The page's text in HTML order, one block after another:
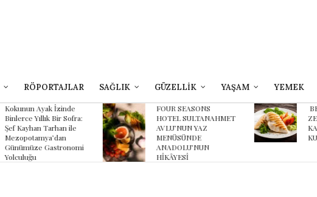
RÖPORTAJLAR SAĞLIK GÜZELLİK YAŞAM YEMEK
Kokunun Ayak İzinde
Binlerce Yıllık Bir Sofra:
Şef Kayhan Tarhan ile
Mezopotamya’dan
Günümüze Gastronomi
Yolculuğu
FOUR SEASONS
HOTEL SULTANAHMET
AVLU’NUN YAZ
MENÜSÜNDE
ANADOLU’NUN
HİKÂYESİ